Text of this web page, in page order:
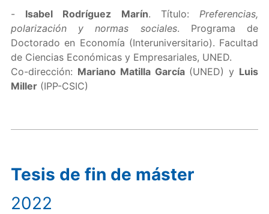
- Isabel Rodríguez Marín. Título:Preferencias,
polarización y normas sociales. Programa de
Doctorado en Economía (Interuniversitario). Facultad
de Ciencias Económicas y Empresariales, UNED.
Co-dirección: Mariano Matilla García(UNED) y Luis
Miller(IPP-CSIC)
Tesis de fin de máster
2022